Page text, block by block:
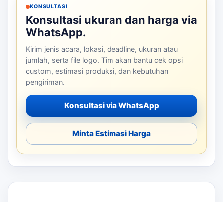
KONSULTASI
Konsultasi ukuran dan harga via
WhatsApp.
Kirim jenis acara, lokasi, deadline, ukuran atau
jumlah, serta file logo. Tim akan bantu cek opsi
custom, estimasi produksi, dan kebutuhan
pengiriman.
Konsultasi via WhatsApp
Minta Estimasi Harga